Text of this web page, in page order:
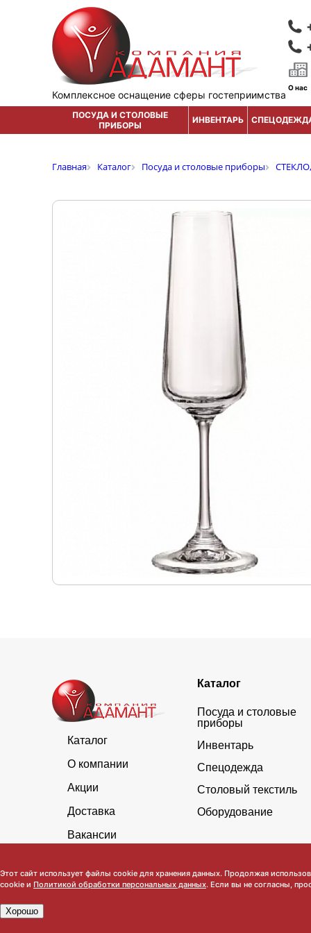
Комплексное оснащение сферы гостеприимства
О нас
ПОСУДА И СТОЛОВЫЕ
ПРИБОРЫ
ИНВЕНТАРЬ
Главная Каталог Посуда и столовые приборы
Каталог
О компании
Акции
Доставка
Вакансии
Каталог
Посуда и столовые
приборы
Инвентарь
Спецодежда
Столовый текстиль
Оборудование
Обратите внимание, что данный сайт носит исключительно
Этот сайт использует файлы cookie для хранения данных. Продолжая
cookie и Политикой обработки персональных данных. Если вы не согласны,
Хорошо